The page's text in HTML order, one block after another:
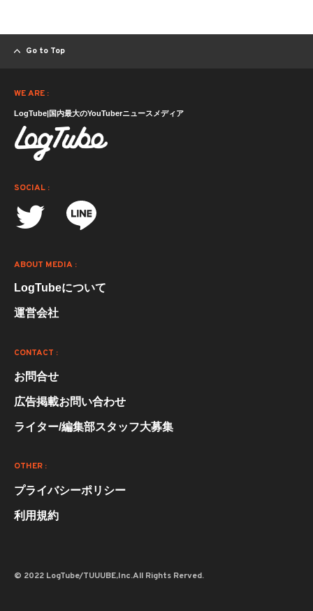
Go to Top
WE ARE :
LogTube|国内最大のYouTuberニュースメディア
SOCIAL :
ABOUT MEDIA :
LogTubeについて
運営会社
CONTACT :
お問合せ
広告掲載お問い合わせ
ライター/編集部スタッフ大募集
OTHER :
プライバシーポリシー
利用規約
© 2022 LogTube/TUUUBE,Inc.All Rights Rerved.